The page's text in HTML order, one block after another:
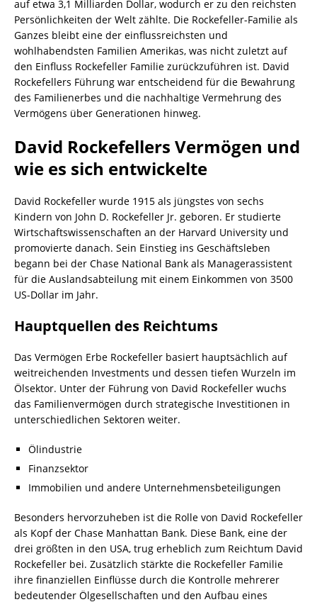
auf etwa 3,1 Milliarden Dollar, wodurch er zu den reichsten
Persönlichkeiten der Welt zählte. Die Rockefeller-Familie als
Ganzes bleibt eine der einflussreichsten und
wohlhabendsten Familien Amerikas, was nicht zuletzt auf
den Einfluss Rockefeller Familie zurückzuführen ist. David
Rockefellers Führung war entscheidend für die Bewahrung
des Familienerbes und die nachhaltige Vermehrung des
Vermögens über Generationen hinweg.
David Rockefellers Vermögen und
wie es sich entwickelte
David Rockefeller wurde 1915 als jüngstes von sechs
Kindern von John D. Rockefeller Jr. geboren. Er studierte
Wirtschaftswissenschaften an der Harvard University und
promovierte danach. Sein Einstieg ins Geschäftsleben
begann bei der Chase National Bank als Managerassistent
für die Auslandsabteilung mit einem Einkommen von 3500
US-Dollar im Jahr.
Hauptquellen des Reichtums
Das Vermögen Erbe Rockefeller basiert hauptsächlich auf
weitreichenden Investments und dessen tiefen Wurzeln im
Ölsektor. Unter der Führung von David Rockefeller wuchs
das Familienvermögen durch strategische Investitionen in
unterschiedlichen Sektoren weiter.
Ölindustrie
Finanzsektor
Immobilien und andere Unternehmensbeteiligungen
Besonders hervorzuheben ist die Rolle von David Rockefeller
als Kopf der Chase Manhattan Bank. Diese Bank, eine der
drei größten in den USA, trug erheblich zum Reichtum David
Rockefeller bei. Zusätzlich stärkte die Rockefeller Familie
ihre finanziellen Einflüsse durch die Kontrolle mehrerer
bedeutender Ölgesellschaften und den Aufbau eines